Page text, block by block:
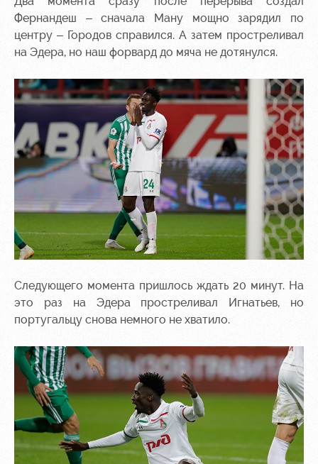
Фернандеш – сначала Ману мощно зарядил по
центру – Городов справился. А затем простреливал
на Эдера, но наш форвард до мяча не дотянулся.
Следующего момента пришлось ждать 20 минут. На
это раз на Эдера простреливал Игнатьев, но
португальцу снова немного не хватило.